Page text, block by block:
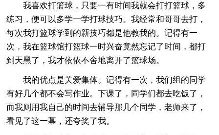
我喜欢打篮球，只要一有时间我就会打打篮球，多
练习，便可以多学一学打球技巧。我经常和哥哥去打，
每次我打篮球学到的新技巧都是他教我的。记得有一
次，我在篮球馆打篮球一时兴奋竟然忘记了时间，都打
到天黑了，我才依依不舍地离开了篮球场。
我的优点是关爱集体。记得有一次，我们组的同学
有好几个都不会写作业。下课了，同学们都去吃饭了，
而我则用我自己的时间去辅导那几个同学，老师来了，
看见了这一幕，还夸奖了我。